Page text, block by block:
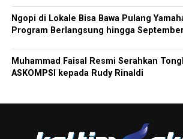
Ngopi di Lokale Bisa Bawa Pulang
Program Berlangsung hingga
Muhammad Faisal Resmi Serahkan
ASKOMPSI kepada Rudy Rinaldi